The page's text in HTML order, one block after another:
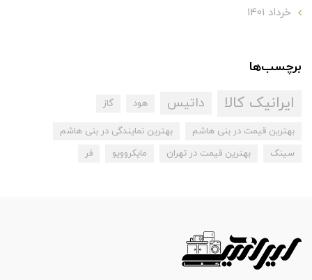
خرداد 1401
برچسب‌ها
ایرانیک کالا داتیس هود گاز
بهترین قیمت در بنی هاشم
بهترین نمایندگی در بنی هاشم
سینک
بهترین قیمت در تهران مایکروویو فر